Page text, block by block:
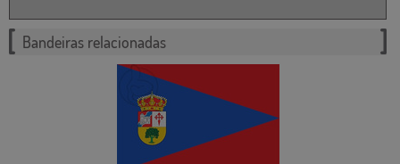
Bandeiras relacionadas